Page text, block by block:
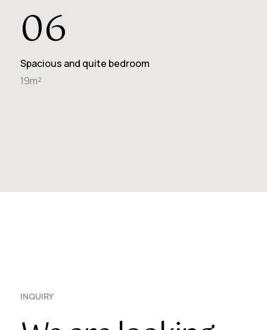
06
Spacious and quite bedroom
19m²
INQUIRY